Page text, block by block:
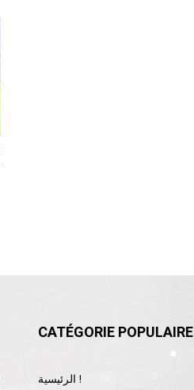
CATÉGORIE POPULAIRE
الرئيسية !